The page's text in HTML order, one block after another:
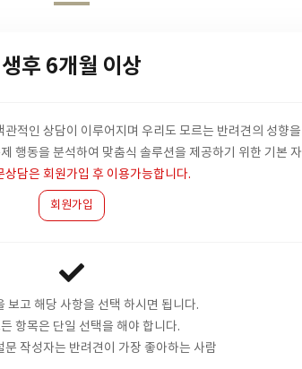
생후 6개월 이상
적인 상담이 이루어지며 우리도 모르는 반려견의 성향을
행동을 분석하여 맞춤식 솔루션을 제공하기 위한 기본
상담은 회원가입 후 이용가능합니다.
회원가입
보고 해당 사항을 선택 하시면 됩니다.
항목은 단일 선택을 해야 합니다.
문 작성자는 반려견이 가장 좋아하는 사람